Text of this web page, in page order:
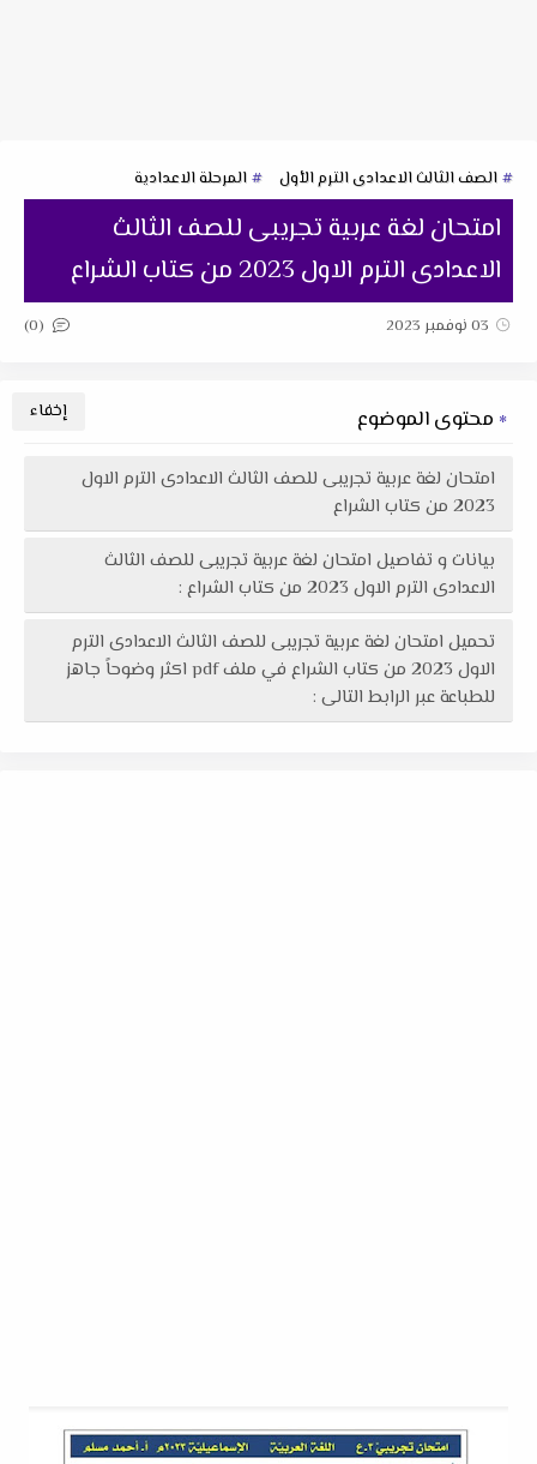
الصف الثالث الاعدادى الترم الأول المرحلة الاعدادية
امتحان لغة عربية تجريبى للصف الثالث
الاعدادى الترم الاول 2023 من كتاب الشراع
03 نوفمبر 2023 (0)
محتوى الموضوع
امتحان لغة عربية تجريبى للصف الثالث الاعدادى الترم الاول
2023 من كتاب الشراع
بيانات و تفاصيل امتحان لغة عربية تجريبى للصف الثالث
الاعدادى الترم الاول 2023 من كتاب الشراع :
تحميل امتحان لغة عربية تجريبى للصف الثالث الاعدادى الترم
الاول 2023 من كتاب الشراع في ملف pdf اكثر وضوحاً جاهز
للطباعة عبر الرابط التالى :